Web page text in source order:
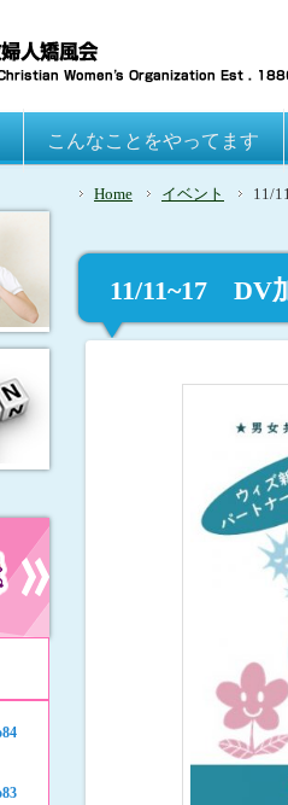
こんなことをやってます
Home イベント 11/
11/11~17 DV